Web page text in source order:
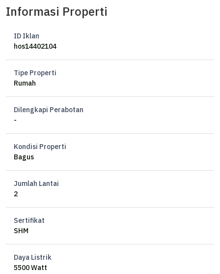
LB 350 mÂ²
KT 3 + 1
Air Artetis
Hadap Selatan
Informasi Properti
ID Iklan
hos14402104
Tipe Properti
Rumah
Dilengkapi Perabotan
-
Kondisi Properti
Bagus
Jumlah Lantai
2
Sertifikat
SHM
Daya Listrik
5500 Watt